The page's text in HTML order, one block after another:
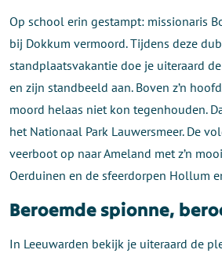
Op school erin gestampt: missionaris
bij Dokkum vermoord. Tijdens deze
standplaatsvakantie doe je uiteraard
en zijn standbeeld aan. Boven z’n
moord helaas niet kon tegenhouden.
het Nationaal Park Lauwersmeer. De
veerboot op naar Ameland met z’n
Oerduinen en de sfeerdorpen Hollum
Beroemde spionne,
In Leeuwarden bekijk je uiteraard de